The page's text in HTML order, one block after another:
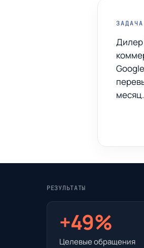
ЗАДАЧА
Дилер
месяц.
РЕЗУЛЬТАТЫ
+49%
Целевые обращения